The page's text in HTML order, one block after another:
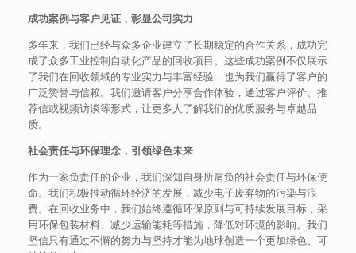
成功案例与客户见证，彰显公司实力
多年来，我们已经与众多企业建立了长期稳定的合作关系，成功完
成了众多工业控制自动化产品的回收项目。这些成功案例不仅展示
了我们在回收领域的专业实力与丰富经验，也为我们赢得了客户的
广泛赞誉与信赖。我们邀请客户分享合作体验，通过客户评价、推
荐信或视频访谈等形式，让更多人了解我们的优质服务与卓越品
质。
社会责任与环保理念，引领绿色未来
作为一家负责任的企业，我们深知自身所肩负的社会责任与环保使
命。我们积极推动循环经济的发展，减少电子废弃物的污染与浪
费。在回收业务中，我们始终遵循环保原则与可持续发展目标，采
用环保包装材料、减少运输能耗等措施，降低对环境的影响。我们
坚信只有通过不懈的努力与坚持才能为地球创造一个更加绿色、可